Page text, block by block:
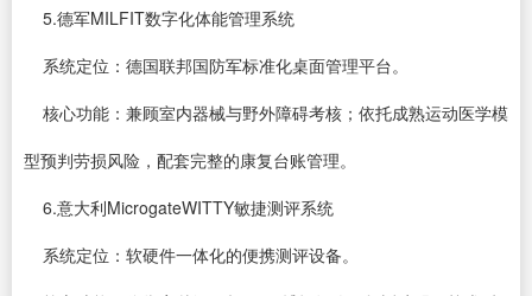
5.德军MILFIT数字化体能管理系统
系统定位：德国联邦国防军标准化桌面管理平台。
核心功能：兼顾室内器械与野外障碍考核；依托成熟运动医学模
型预判劳损风险，配套完整的康复台账管理。
6.意大利MicrogateWITTY敏捷测评系统
系统定位：软硬件一体化的便携测评设备。